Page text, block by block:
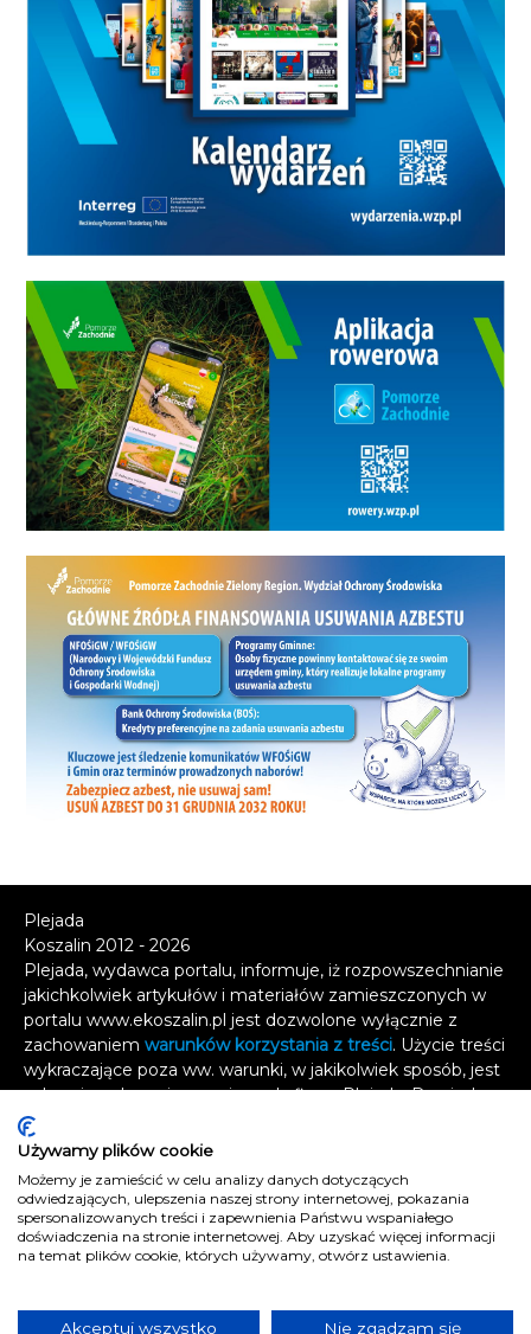
Plejada
Koszalin 2012 - 2026
Plejada, wydawca portalu, informuje, iż rozpowszechnianie
jakichkolwiek artykułów i materiałów zamieszczonych w
portalu www.ekoszalin.pl jest dozwolone wyłącznie z
zachowaniem warunków korzystania z treści. Użycie treści
wykraczające poza ww. warunki, w jakikolwiek sposób, jest
zabronione bez pisemnej zgody firmy Plejada. Dowiedz
się, w jaki sposób możesz uzyskać
wykorzystanie treści.
Naruszenie tych zasad jest łamaniem prawa i grozi
odpowiedzialnością karną.
Wszelkie prawa zastrzeżone.
Kontakt
Używamy plików cookie
Możemy je zamieścić w celu analizy danych dotyczących
odwiedzających, ulepszenia naszej strony internetowej, pokazania
spersonalizowanych treści i zapewnienia Państwu wspaniałego
doświadczenia na stronie internetowej. Aby uzyskać więcej informacji
na temat plików cookie, których używamy, otwórz ustawienia.
Akceptuj wszystko Nie zgadzam się